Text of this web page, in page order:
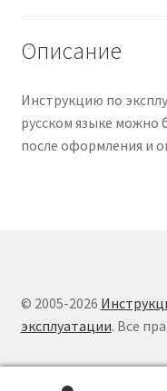
Описание
Инструкцию по
русском языке можно
после оформления и
© 2005-2026
эксплуатации. Все